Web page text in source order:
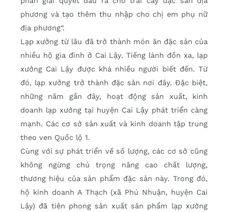
phương và tạo thêm thu nhập cho chị em phụ nữ
địa phương”.
Lạp xưởng từ lâu đã trở thành món ăn đặc sản của
nhiều hộ gia đình ở Cai Lậy. Tiếng lành đồn xa, lạp
xưởng Cai Lậy được khá nhiều người biết đến. Từ
đó, lạp xưởng trở thành đặc sản nơi đây. Đặc biệt,
những năm gần đây, hoạt động sản xuất, kinh
doanh lạp xưởng tại huyện Cai Lậy phát triển càng
mạnh. Các cơ sở sản xuất và kinh doanh tập trung
theo ven Quốc lộ 1.
Cùng với sự phát triển về số lượng, các cơ sở cũng
không ngừng chú trọng nâng cao chất lượng,
thương hiệu của sản phẩm đặc sản này. Trong đó,
hộ kinh doanh A Thạch (xã Phú Nhuận, huyện Cai
Lậy) đã tiên phong sản xuất sản phẩm lạp xưởng